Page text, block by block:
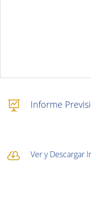
 Informe
 Ver y Descargar